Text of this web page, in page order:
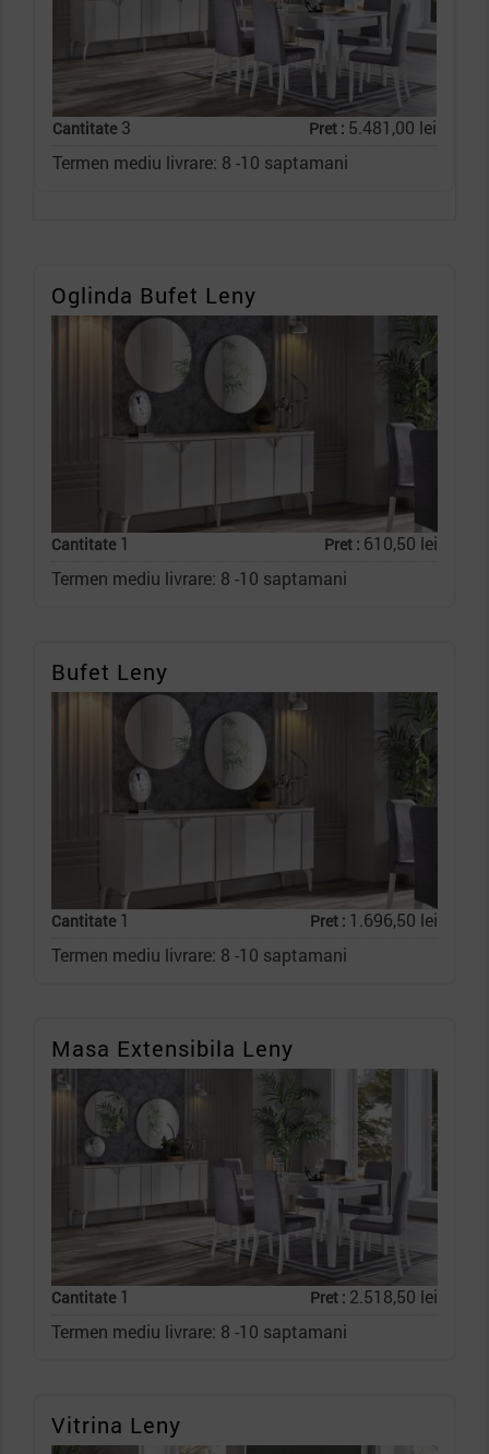
Cantitate3 Pret : 5.481,00 lei
Termen mediu livrare: 8 -10 saptamani
Oglinda Bufet Leny
Cantitate1 Pret : 610,50 lei
Termen mediu livrare: 8 -10 saptamani
Bufet Leny
Cantitate1 Pret : 1.696,50 lei
Termen mediu livrare: 8 -10 saptamani
Masa Extensibila Leny
Cantitate1 Pret : 2.518,50 lei
Termen mediu livrare: 8 -10 saptamani
Vitrina Leny